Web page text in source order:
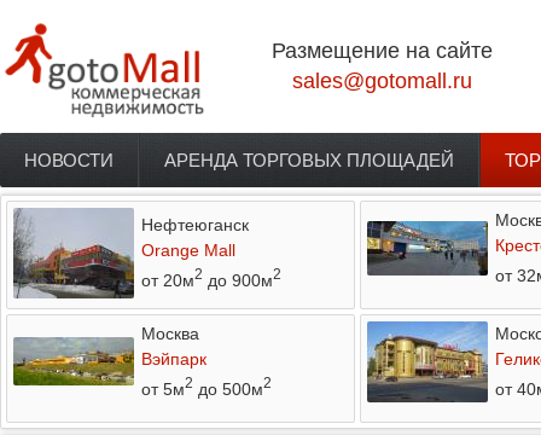
Размещение на сайте
sales@gotomall.ru
Главное меню
НОВОСТИ АРЕНДА ТОРГОВЫХ ПЛОЩАДЕЙ
Нефтеюганск
Orange Mall
от 20м2 до 900м2
от
Москва
Вэйпарк
от 5м2 до 500м2
от